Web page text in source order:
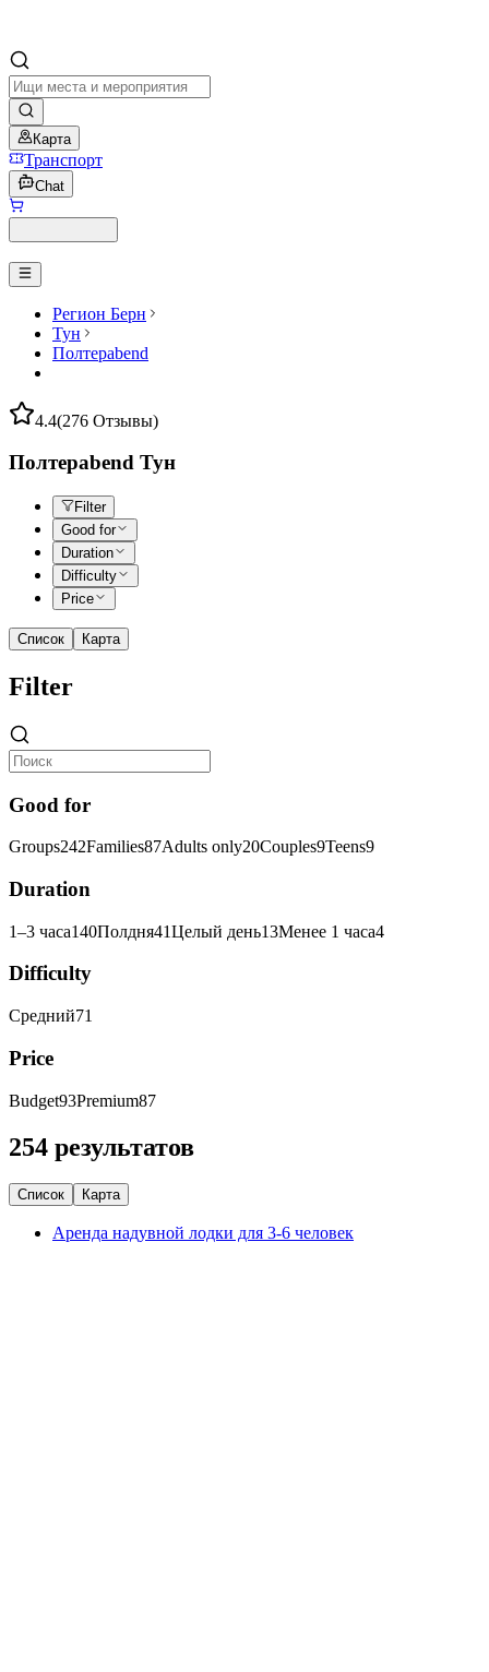
Карта
Транспорт
Chat
Регион Берн
Тун
Полтерabend
4.4(276 Отзывы)
Полтерabend Тун
Filter
Good for
Duration
Difficulty
Price
Список Карта
Filter
Good for
Groups242Families87Adults only20Couples9Teens9
Duration
1–3 часа140Полдня41Целый день13Менее 1 часа4
Difficulty
Средний71
Price
Budget93Premium87
254 результатов
Список Карта
Аренда надувной лодки для 3-6 человек